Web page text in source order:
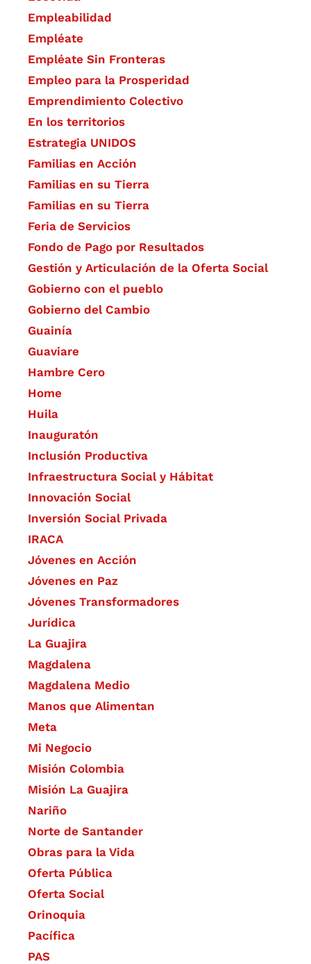
Empleabilidad
Empléate
Empléate Sin Fronteras
Empleo para la Prosperidad
Emprendimiento Colectivo
En los territorios
Estrategia UNIDOS
Familias en Acción
Familias en su Tierra
Familias en su Tierra
Feria de Servicios
Fondo de Pago por Resultados
Gestión y Articulación de la Oferta Social
Gobierno con el pueblo
Gobierno del Cambio
Guainía
Guaviare
Hambre Cero
Home
Huila
Inauguratón
Inclusión Productiva
Infraestructura Social y Hábitat
​Innovación Social
Inversión Social Privada
IRACA
Jóvenes en Acción
Jóvenes en Paz
Jóvenes Transformadores
Jurídica
La Guajira
Magdalena
Magdalena Medio
Manos que Alimentan
Meta
Mi Negocio
Misión Colombia
Misión La Guajira
Nariño
Norte de Santander
Obras para la Vida
Oferta Pública
Oferta Social​​
Orinoquia
Pacífica
PAS